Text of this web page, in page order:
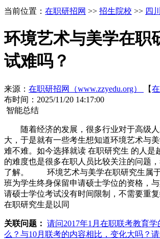
当前位置： 在职研招网 >> 招生院校 >> 四
环境艺术与美学在职
试难吗？
来源： 在职研招网（www.zzyedu.org） 【
布时间：2025/11/20 14:17:00
智能总结
随着经济的发展，很多行业对于高级人
大，于是就有一些考生想知道环境艺术与
难不难。如今选择就读 在职研究生 的人是
的难度也是很多在职人员比较关注的问题
了解。 环境艺术与美学在职研究生属于
班为学生终身保留申请硕士学位的资格，
请硕士学位考试没有时间限制，不需要
在职研究生是以同
关联问题： 请问2017年1月在职联考教育
么？与10月联考的内容相比，变化大吗？